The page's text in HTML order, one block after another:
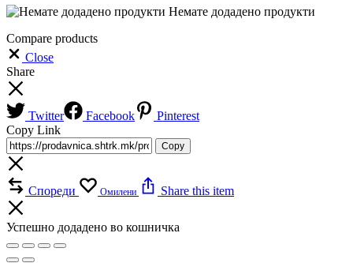
Немате додадено продукти
Compare products
Close
Share
Twitter Facebook
Pinterest
Copy Link
Copy
Спореди Омилени Share this item
Успешно додадено во кошничка